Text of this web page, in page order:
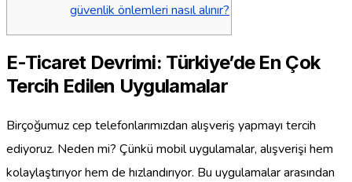
güvenlik önlemleri nasıl alınır?
E-Ticaret Devrimi: Türkiye’de En Çok
Tercih Edilen Uygulamalar
Birçoğumuz cep telefonlarımızdan alışveriş yapmayı tercih
ediyoruz. Neden mi? Çünkü mobil uygulamalar, alışverişi hem
kolaylaştırıyor hem de hızlandırıyor. Bu uygulamalar arasından